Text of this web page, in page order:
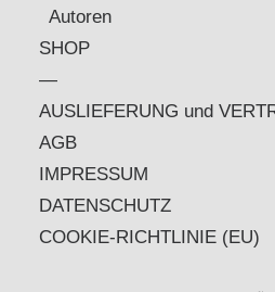
Autoren
SHOP
—
AUSLIEFERUNG und
AGB
IMPRESSUM
DATENSCHUTZ
COOKIE-RICHTLINIE (EU)